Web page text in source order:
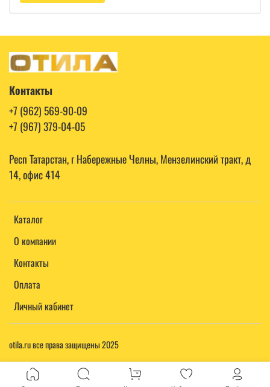
Каталог
О компании
Контакты
Оплата
Личный кабинет
Контакты
+7 (962) 569-90-09
+7 (967) 379-04-05
Респ Татарстан, г Набережные Челны, Мензелинский тракт, д
14, офис 414
otila.ru все права защищены 2025